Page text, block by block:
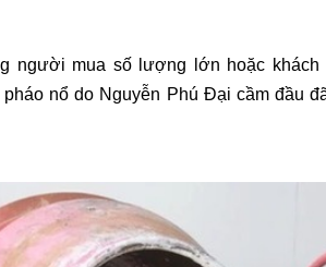
người mua số lượng lớn hoặc khách
nổ do Nguyễn Phú Đại cầm đầu